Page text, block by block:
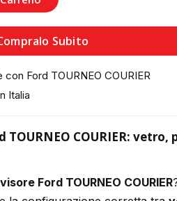
Subito
Ford TOURNEO COURIER
Italia
COURIER: vetro,
Ford TOURNEO COURIER